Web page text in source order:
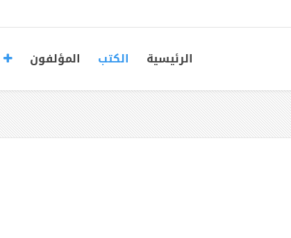
الرئيسية الكتب المؤلفون